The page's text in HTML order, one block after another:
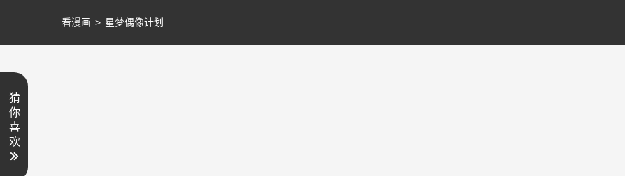
看漫画 > 星梦偶像计划
猜
你
喜
欢